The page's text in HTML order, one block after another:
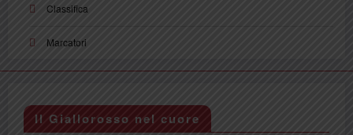
Classifica
Marcatori
Il Giallorosso nel cuore